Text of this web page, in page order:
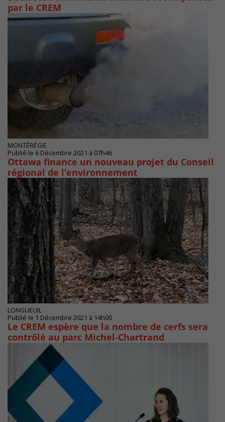
par le CREM
MONTÉRÉGIE
Publié le 6 Décembre 2021 à 07h46
Ottawa finance un nouveau projet du Conseil
régional de l’environnement
LONGUEUIL
Publié le 1 Décembre 2021 à 14h00
Le CREM espère que la nombre de cerfs sera
contrôlé au parc Michel-Chartrand